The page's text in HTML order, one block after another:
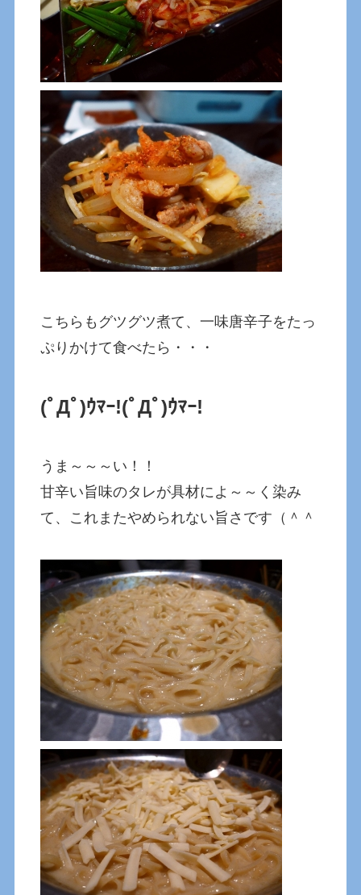
こちらもグツグツ煮て、一味唐辛子をたっ
ぷりかけて食べたら・・・
(ﾟДﾟ)ｳﾏｰ!(ﾟДﾟ)ｳﾏｰ!
うま～～～い！！
甘辛い旨味のタレが具材によ～～く染み
て、これまたやめられない旨さです（＾＾